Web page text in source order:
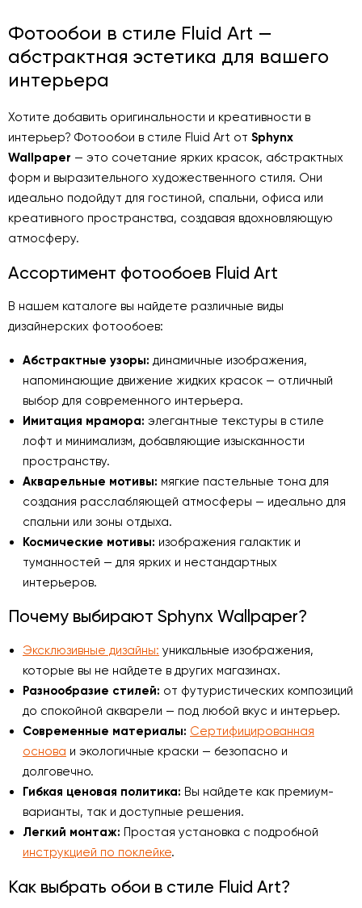
Фотообои в стиле Fluid Art —
абстрактная эстетика для вашего
интерьера
Хотите добавить оригинальности и креативности в
интерьер? Фотообои в стиле Fluid Art от Sphynx
Wallpaper — это сочетание ярких красок, абстрактных
форм и выразительного художественного стиля. Они
идеально подойдут для гостиной, спальни, офиса или
креативного пространства, создавая вдохновляющую
атмосферу.
Ассортимент фотообоев Fluid Art
В нашем каталоге вы найдете различные виды
дизайнерских фотообоев:
Абстрактные узоры: динамичные изображения,
напоминающие движение жидких красок — отличный
выбор для современного интерьера.
Имитация мрамора: элегантные текстуры в стиле
лофт и минимализм, добавляющие изысканности
пространству.
Акварельные мотивы: мягкие пастельные тона для
создания расслабляющей атмосферы — идеально для
спальни или зоны отдыха.
Космические мотивы: изображения галактик и
туманностей — для ярких и нестандартных
интерьеров.
Почему выбирают Sphynx Wallpaper?
Эксклюзивные дизайны: уникальные изображения,
которые вы не найдете в других магазинах.
Разнообразие стилей: от футуристических композиций
до спокойной акварели — под любой вкус и интерьер.
Современные материалы: Сертифицированная
основа и экологичные краски — безопасно и
долговечно.
Гибкая ценовая политика: Вы найдете как премиум-
варианты, так и доступные решения.
Легкий монтаж: Простая установка с подробной
инструкцией по поклейке.
Как выбрать обои в стиле Fluid Art?